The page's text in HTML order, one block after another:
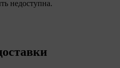
недоступна.